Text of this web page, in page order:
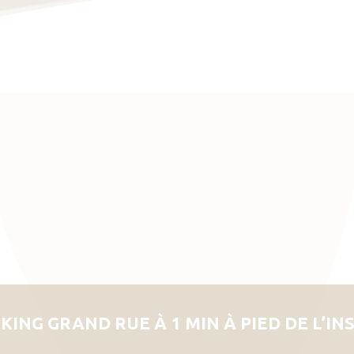
GRAND RUE À 1 MIN À PIED DE